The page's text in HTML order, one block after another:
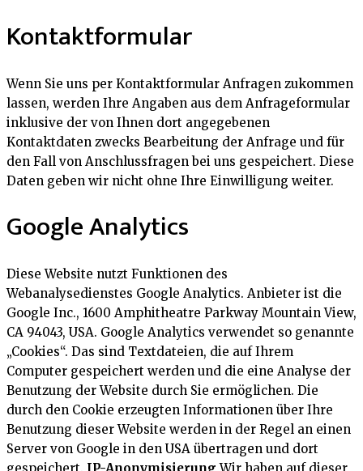
Kontaktformular
Wenn Sie uns per Kontaktformular Anfragen zukommen
lassen, werden Ihre Angaben aus dem Anfrageformular
inklusive der von Ihnen dort angegebenen
Kontaktdaten zwecks Bearbeitung der Anfrage und für
den Fall von Anschlussfragen bei uns gespeichert. Diese
Daten geben wir nicht ohne Ihre Einwilligung weiter.
Google Analytics
Diese Website nutzt Funktionen des
Webanalysedienstes Google Analytics. Anbieter ist die
Google Inc., 1600 Amphitheatre Parkway Mountain View,
CA 94043, USA. Google Analytics verwendet so genannte
„Cookies“. Das sind Textdateien, die auf Ihrem
Computer gespeichert werden und die eine Analyse der
Benutzung der Website durch Sie ermöglichen. Die
durch den Cookie erzeugten Informationen über Ihre
Benutzung dieser Website werden in der Regel an einen
Server von Google in den USA übertragen und dort